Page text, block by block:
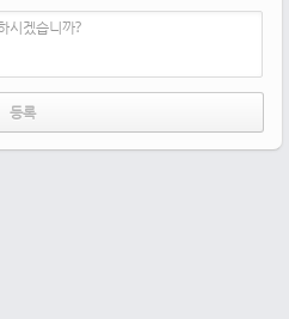
시겠습니까?